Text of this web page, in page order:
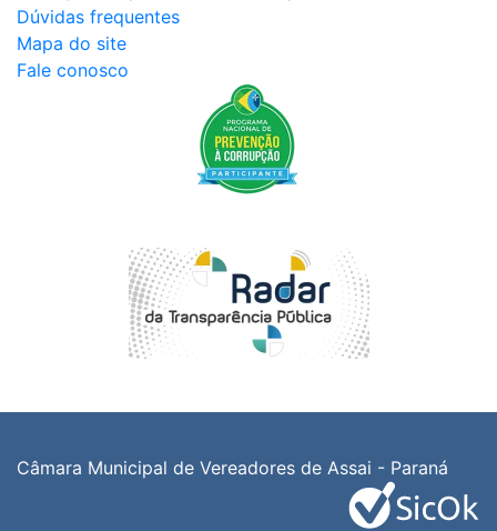
Dúvidas frequentes
Mapa do site
Fale conosco
Câmara Municipal de Vereadores de Assai - Paraná